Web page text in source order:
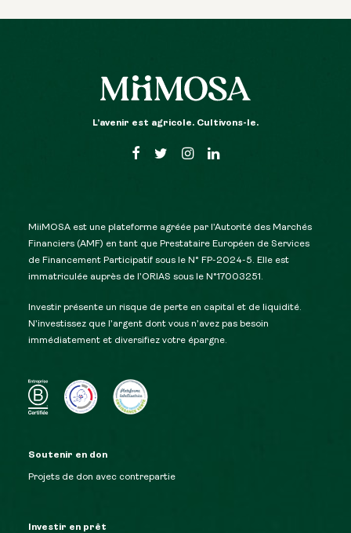
L’avenir est agricole. Cultivons-le.
MiiMOSA est une plateforme agréée par l’Autorité des Marchés
Financiers (AMF) en tant que Prestataire Européen de Services
de Financement Participatif sous le N° FP-2024-5. Elle est
immatriculée auprès de l’ORIAS sous le N°17003251.
Investir présente un risque de perte en capital et de liquidité.
N’investissez que l’argent dont vous n’avez pas besoin
immédiatement et diversifiez votre épargne.
Soutenir en don
Projets de don avec contrepartie
Investir en prêt